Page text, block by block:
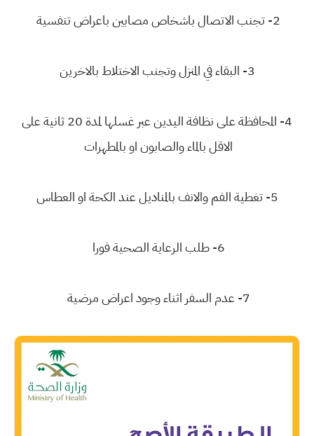
2- تجنب الاتصال باشخاص مصابين باعراض تنفسية
3- البقاء في المنزل وتجنب الاختلاط بالاخرين
4- المحافظة على نظافة اليدين عبر غسلها لمدة 20 ثانية على
الاقل بالماء والصابون او بالمطهرات
5- تغطية الفم والانف بالمناديل عند الكحة او العطاس
6- طلب الرعاية الصحية فورا
7- عدم السفر اثناء وجود اعراض مرضية